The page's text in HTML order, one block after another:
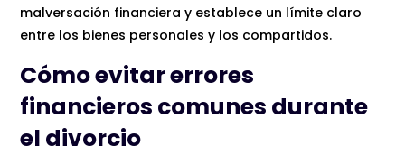
malversación financiera y establece un límite claro
entre los bienes personales y los compartidos.
Cómo evitar errores
financieros comunes durante
el divorcio